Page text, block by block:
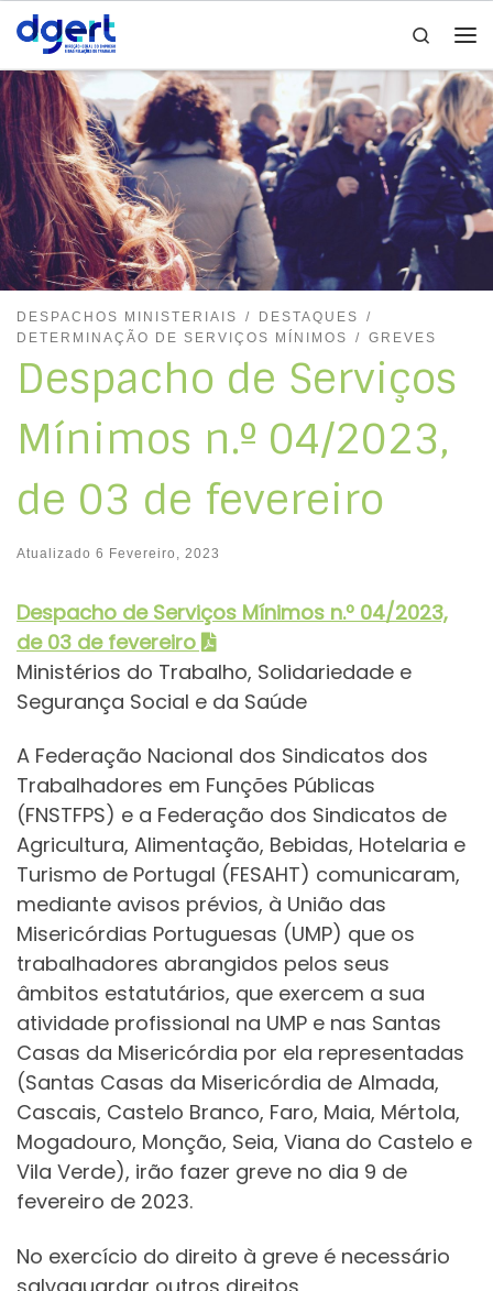
Skip to content
Search
DESPACHOS MINISTERIAIS
DESTAQUES
DETERMINAÇÃO DE SERVIÇOS MÍNIMOS
GREVES
Despacho de Serviços
Mínimos n.º 04/2023,
de 03 de fevereiro
Atualizado 6 Fevereiro, 2023
Despacho de Serviços Mínimos n.º 04/2023,
de 03 de fevereiro
Ministérios do Trabalho, Solidariedade e
Segurança Social e da Saúde
A Federação Nacional dos Sindicatos dos
Trabalhadores em Funções Públicas
(FNSTFPS) e a Federação dos Sindicatos de
Agricultura, Alimentação, Bebidas, Hotelaria e
Turismo de Portugal (FESAHT) comunicaram,
mediante avisos prévios, à União das
Misericórdias Portuguesas (UMP) que os
trabalhadores abrangidos pelos seus
âmbitos estatutários, que exercem a sua
atividade profissional na UMP e nas Santas
Casas da Misericórdia por ela representadas
(Santas Casas da Misericórdia de Almada,
Cascais, Castelo Branco, Faro, Maia, Mértola,
Mogadouro, Monção, Seia, Viana do Castelo e
Vila Verde), irão fazer greve no dia 9 de
fevereiro de 2023.
No exercício do direito à greve é necessário